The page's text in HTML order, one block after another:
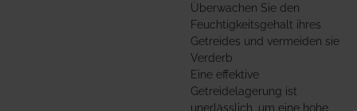
Überwachen Sie den
Feuchtigkeitsgehalt ihres
Getreides und vermeiden sie
Verderb
Eine effektive
Getreidelagerung ist
unerlässlich, um eine hohe